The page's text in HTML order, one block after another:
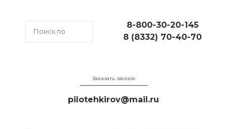
8-800-30-20-145
8 (8332) 70-40-70
pilotehkirov@mail.ru
Заказать звонок